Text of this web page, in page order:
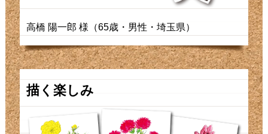
高橋 陽一郎 様（65歳・男性・埼玉県）
描く楽しみ